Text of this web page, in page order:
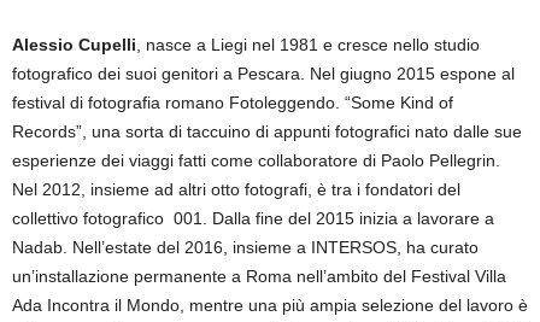
Alessio Cupelli , nasce a Liegi nel 1981 e cresce nello studio
fotografico dei suoi genitori a Pescara. Nel giugno 2015 espone al
festival di fotografia romano Fotoleggendo. “Some Kind of
Records”, una sorta di taccuino di appunti fotografici nato dalle sue
esperienze dei viaggi fatti come collaboratore di Paolo Pellegrin.
Nel 2012, insieme ad altri otto fotografi, è tra i fondatori del
collettivo fotografico 001. Dalla fine del 2015 inizia a lavorare a
Nadab. Nell’estate del 2016, insieme a INTERSOS, ha curato
un’installazione permanente a Roma nell’ambito del Festival Villa
Ada Incontra il Mondo, mentre una più ampia selezione del lavoro è